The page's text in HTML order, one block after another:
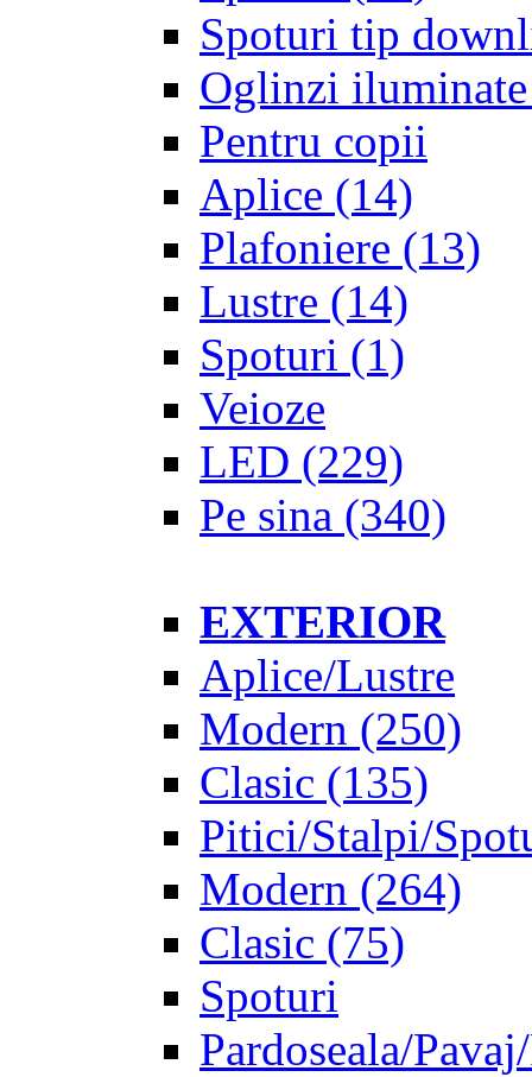
Spoturi tip
Oglinzi iluminate
Pentru copii
Aplice (14)
Plafoniere (13)
Lustre (14)
Spoturi (1)
Veioze
LED (229)
Pe sina (340)
EXTERIOR
Aplice/Lustre
Modern (250)
Clasic (135)
Pitici/Stalpi/
Modern (264)
Clasic (75)
Spoturi
Pardoseala/